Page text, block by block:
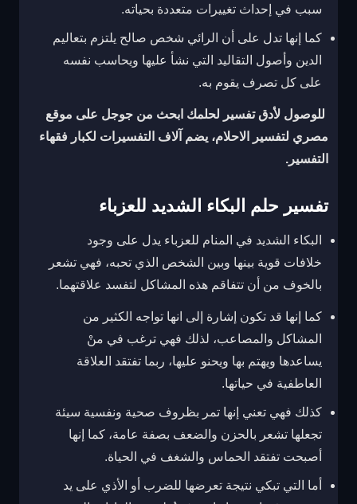
سبب في إحداث تغييرات متعددة بحياته.
كما إنها تدل على أن الرائي شخص صالح يلتزم بتعاليم
الدين وأصول التقاليد التي نشأ عليها ويحاسب نفسه
على كل تصرف يقوم به.
للوصول لأدق تفسير لحلمك ابحث من جوجل على موقع
مصري لتفسير الاحلام، يضم آلاف التفسيرات لكبار فقهاء
التفسير.
تفسير حلم البكاء الشديد للعزباء
البكاء الشديد في المنام للعزباء يدل على وجود
خلافات قوية بينها وبين الشخص الذي تحبه، فهي تشعر
بالخوف من أن تتفاقم هذه المشاكل لتفسد علاقتهما.
كما إنها قد تكون إشارة إلى انها تواجه الكثير من
المشاكل والمصاعب، لذلك فهي ترغب في منْ
يساعدها ويهتم بها ويحنو عليها، ربما تفتقد العلاقة
العاطفية في حياتها.
كذلك فهي تعني إنها تمر بظروف صحية ونفسية سيئة
تجعلها تشعر بالحزن والضعف بصفة عامة، كما إنها
أصبحت تفتقد الحماس والشغف في الحياة.
أما التي تبكي نتيجة تعرضها للضرب أو الأذي على يد